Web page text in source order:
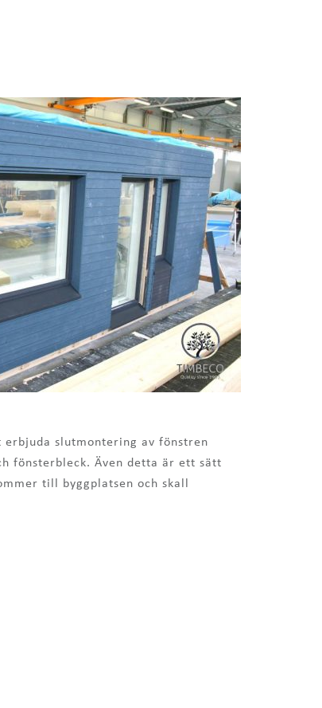
slutmontering av fönstren
fönsterbleck. Även detta är ett sätt
till byggplatsen och skall